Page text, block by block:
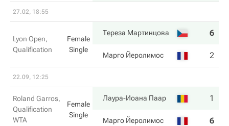
27.02, 18:55
Lyon Open,
Qualification
Female
Single
Тереза Мартинцова 6
Марго Йеролимос 2
22.09, 12:25
Roland Garros,
Qualification
WTA
Female
Single
Лаура-Иоана Паар 1
Марго Йеролимос 6